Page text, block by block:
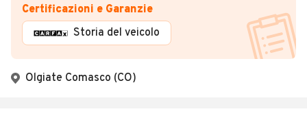
Certificazioni e Garanzie
Storia del veicolo
Olgiate Comasco (CO)